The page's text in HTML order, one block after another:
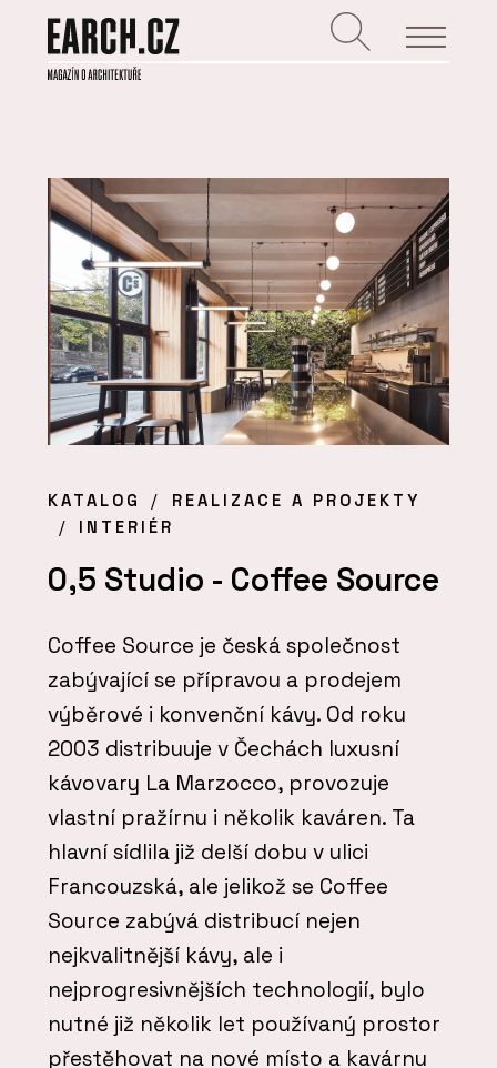
KATALOG
REALIZACE A PROJEKTY
INTERIÉR
0,5 Studio - Coffee Source
Coffee Source je česká společnost
zabývající se přípravou a prodejem
výběrové i konvenční kávy. Od roku
2003 distribuuje v Čechách luxusní
kávovary La Marzocco, provozuje
vlastní pražírnu i několik kaváren. Ta
hlavní sídlila již delší dobu v ulici
Francouzská, ale jelikož se Coffee
Source zabývá distribucí nejen
nejkvalitnější kávy, ale i
nejprogresivnějších technologií, bylo
nutné již několik let používaný prostor
přestěhovat na nové místo a kavárnu